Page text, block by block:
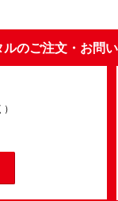
ルのご注文・お問